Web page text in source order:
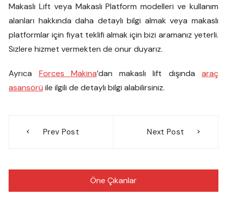
Makaslı Lift veya Makaslı Platform modelleri ve kullanım
alanları hakkında daha detaylı bilgi almak veya makaslı
platformlar için fiyat teklifi almak için bizi aramanız yeterli.
Sizlere hizmet vermekten de onur duyarız.
Ayrıca Forces Makina’dan makaslı lift dışında araç
asansörü ile ilgili de detaylı bilgi alabilirsiniz.
gezinmesi
Prev Post Next Post
Öne Çıkanlar